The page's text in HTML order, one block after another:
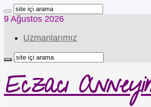
9 Ağustos 2026
Uzmanlarımız
Eczacı